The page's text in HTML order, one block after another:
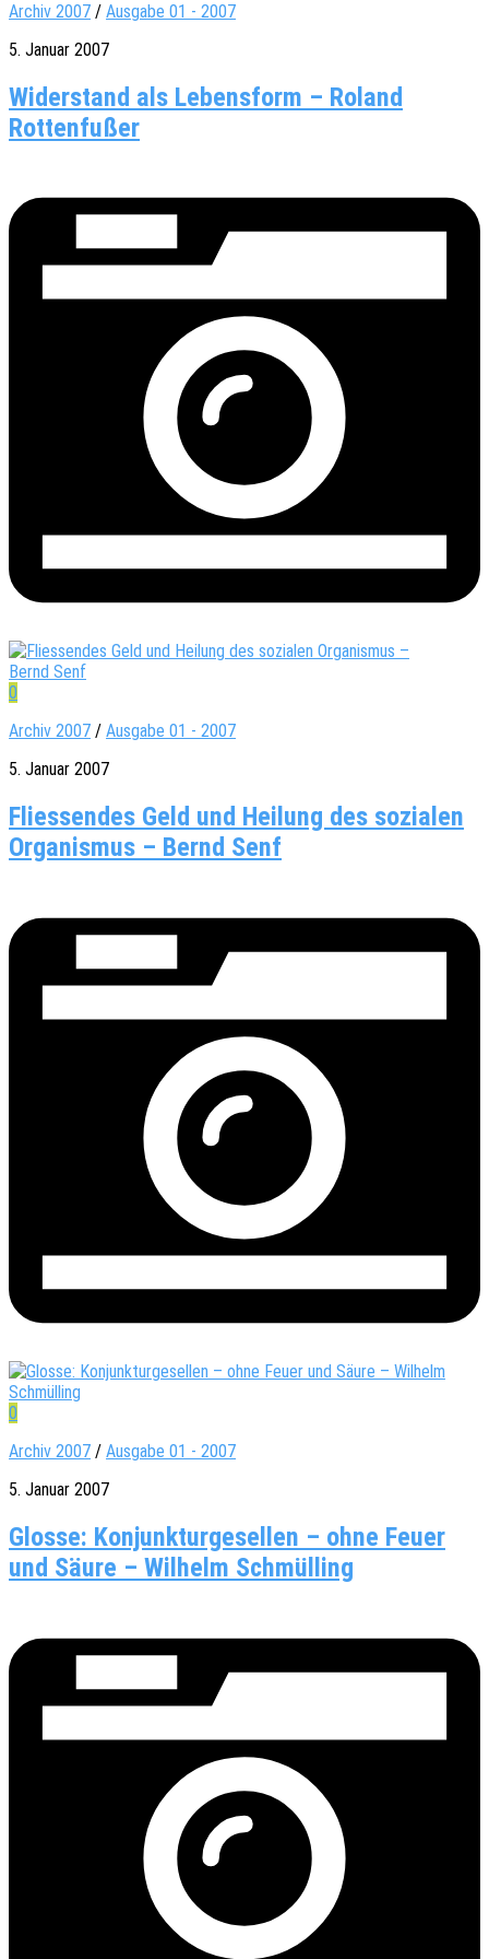
Archiv 2007 / Ausgabe 01 - 2007
5. Januar 2007
Widerstand als Lebensform – Roland
Rottenfußer
0
Archiv 2007 / Ausgabe 01 - 2007
5. Januar 2007
Fliessendes Geld und Heilung des sozialen
Organismus – Bernd Senf
0
Archiv 2007 / Ausgabe 01 - 2007
5. Januar 2007
Glosse: Konjunkturgesellen – ohne Feuer
und Säure – Wilhelm Schmülling